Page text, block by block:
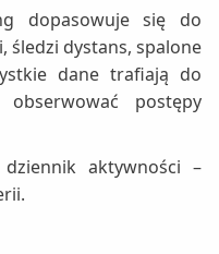
dopasowuje się do
śledzi dystans, spalone
dane trafiają do
postępy
aktywności –